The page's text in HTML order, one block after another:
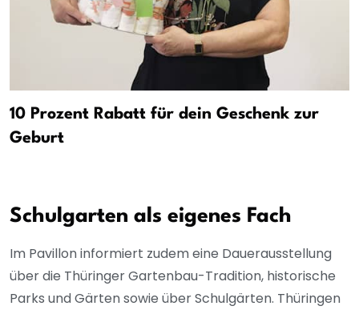
10 Prozent Rabatt für dein Geschenk zur
Geburt
Schulgarten als eigenes Fach
Im Pavillon informiert zudem eine Dauerausstellung
über die Thüringer Gartenbau-Tradition, historische
Parks und Gärten sowie über Schulgärten. Thüringen